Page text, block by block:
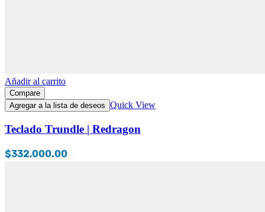
Añadir al carrito
Compare
Agregar a la lista de deseos Quick View
Teclado Trundle | Redragon
$332,000.00